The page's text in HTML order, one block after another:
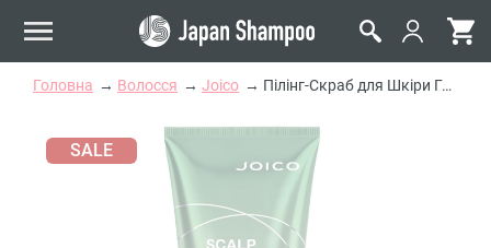
Головна Волосся Joico Пілінг-Скраб для Шкіри Голови Joico Scalp Vitality Exfoliating Foaming Scrub
SALE